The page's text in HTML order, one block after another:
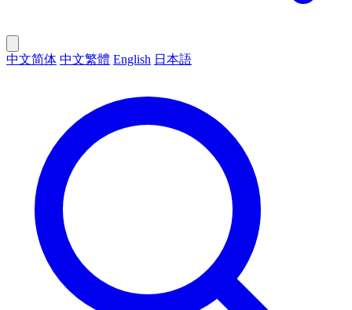
中文简体 中文繁體 English 日本語